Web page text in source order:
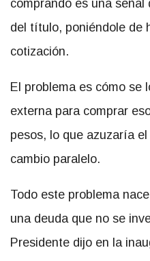
comprando es una
del título, poniéndole de
cotización.
El problema es cómo se
externa para comprar
pesos, lo que azuzaría
cambio paralelo.
Todo este problema
una deuda que no se
Presidente dijo en la